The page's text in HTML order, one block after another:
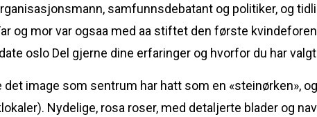
samfunnsdebatant og politiker, og
og mor var ogsaa med aa stiftet den første
Del gjerne dine erfaringer og hvorfor du har
image som sentrum har hatt som en «steinørken»,
Nydelige, rosa roser, med detaljerte blader og